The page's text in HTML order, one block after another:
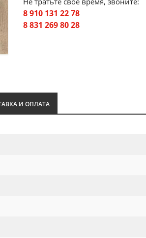
8 910 131 22 78
8 831 269 80 28
И ОПЛАТА